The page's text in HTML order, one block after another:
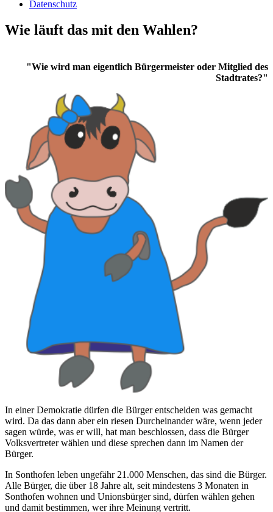
Datenschutz
Wie läuft das mit den Wahlen?
"Wie wird man eigentlich Bürgermeister oder Mitglied des
Stadtrates?"
In einer Demokratie dürfen die Bürger entscheiden was gemacht
wird. Da das dann aber ein riesen Durcheinander wäre, wenn jeder
sagen würde, was er will, hat man beschlossen, dass die Bürger
Volksvertreter wählen und diese sprechen dann im Namen der
Bürger.
In Sonthofen leben ungefähr 21.000 Menschen, das sind die Bürger.
Alle Bürger, die über 18 Jahre alt, seit mindestens 3 Monaten in
Sonthofen wohnen und Unionsbürger sind, dürfen wählen gehen
und damit bestimmen, wer ihre Meinung vertritt.